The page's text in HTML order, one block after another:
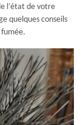
l’état de votre
quelques conseils